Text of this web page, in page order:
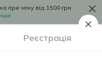
при чеку від 1500 грн
Реєстрація